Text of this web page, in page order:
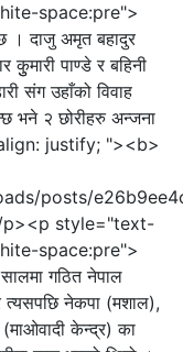
space:pre">
। दाजु अमृत बहादुर
कुुमारी पाण्डे र बहिनी
संग उहाँको विवाह
भने २ छोरीहरु अन्जना
justify; "><b>
posts/
p><p style="text-
space:pre">
गठित नेपाल
त्यसपछि नेकपा (मशाल),
केन्द्र) का